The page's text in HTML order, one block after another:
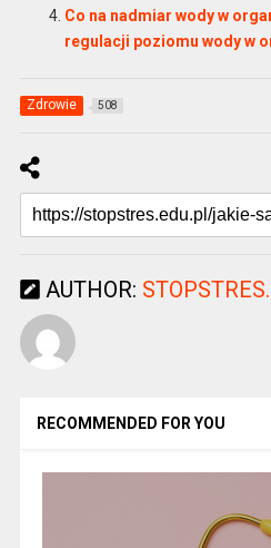
Co na nadmiar wody w
regulacji poziomu wody w
Zdrowie 508
AUTHOR:
RECOMMENDED FOR YOU